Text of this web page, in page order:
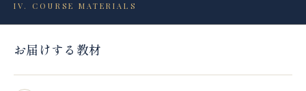
IV. COURSE MATERIALS
お届けする教材